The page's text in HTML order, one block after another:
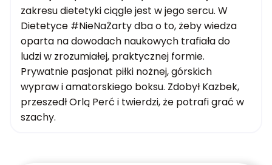
zakresu dietetyki ciągle jest w jego sercu. W
Dietetyce #NieNaŻarty dba o to, żeby wiedza
oparta na dowodach naukowych trafiała do
ludzi w zrozumiałej, praktycznej formie.
Prywatnie pasjonat piłki nożnej, górskich
wypraw i amatorskiego boksu. Zdobył Kazbek,
przeszedł Orlą Perć i twierdzi, że potrafi grać w
szachy.